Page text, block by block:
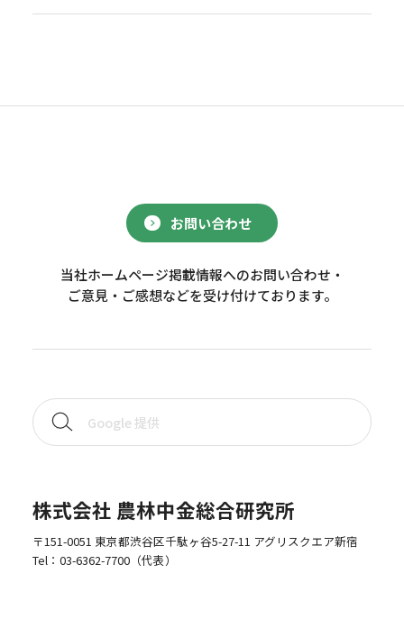
お問い合わせ
当社ホームページ掲載情報へのお問い合わせ・
ご意見・ご感想などを受け付けております。
株式会社 農林中金総合研究所
〒151-0051 東京都渋谷区千駄ヶ谷5-27-11 アグリスクエア新宿
Tel： 03-6362-7700（代表）